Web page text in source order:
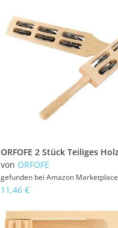
von ORFOFE
gefunden bei Amazon Marketplace
11,46 €